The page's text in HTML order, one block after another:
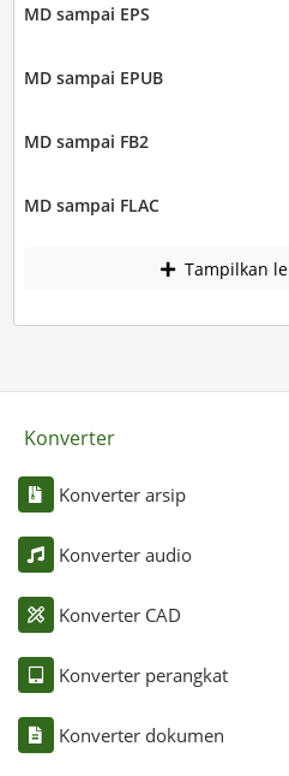
MD sampai EPS
MD sampai EPUB
MD sampai FB2
MD sampai FLAC
Tampilkan
Konverter
Konverter arsip
Konverter audio
Konverter CAD
Konverter perangkat
Konverter dokumen